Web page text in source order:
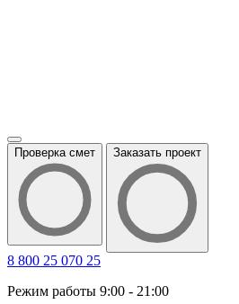
Проверка смет Заказать проект
8 800 25 070 25
Режим работы 9:00 - 21:00